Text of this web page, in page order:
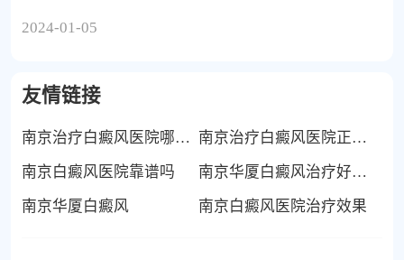
2024-01-05
友情链接
南京治疗白癜风医院哪家好
南京治疗白癜风医院正规吗
南京白癜风医院靠谱吗
南京华厦白癜风治疗好不好
南京华厦白癜风
南京白癜风医院治疗效果